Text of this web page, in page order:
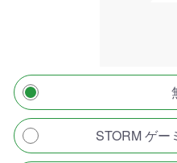
STORM ゲー